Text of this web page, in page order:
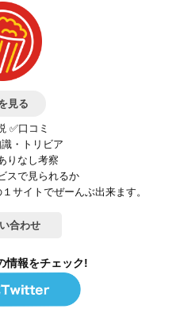
立っているのだと、あらため
て示してくれた大きな理想。
事実なのです。
見る
✅口コミ
・トリビア
りなし考察
スで見られるか
サイトでぜーんぶ出来ます。
合わせ
情報をチェック!